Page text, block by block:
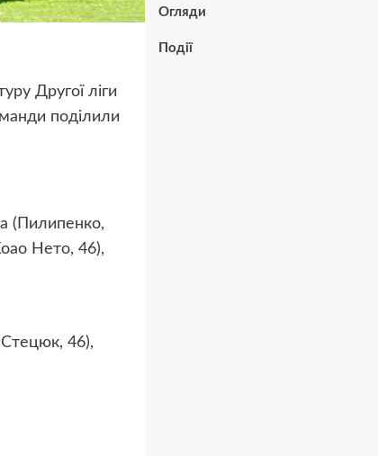
Другої ліги
поділили
(Пилипенко,
Нето, 46),
46),
Огляди
Події